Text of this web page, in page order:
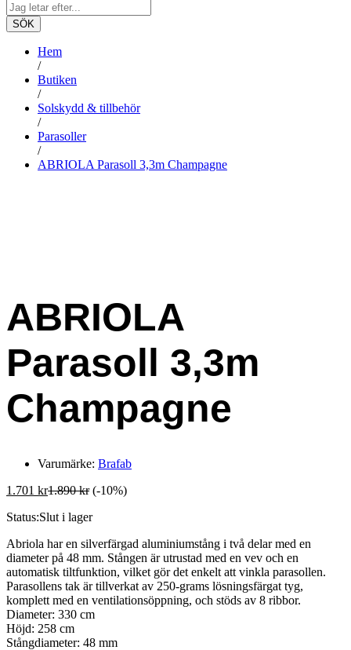
SÖK
Hem
/
Butiken
/
Solskydd & tillbehör
/
Parasoller
/
ABRIOLA Parasoll 3,3m Champagne
ABRIOLA
Parasoll 3,3m
Champagne
Varumärke: Brafab
1.701 kr1.890kr (-10%)
Status:Slut i lager
Abriola har en silverfärgad aluminiumstång i två delar med en
diameter på 48 mm. Stången är utrustad med en vev och en
automatisk tiltfunktion, vilket gör det enkelt att vinkla parasollen.
Parasollens tak är tillverkat av 250-grams lösningsfärgat tyg,
komplett med en ventilationsöppning, och stöds av 8 ribbor.
Diameter: 330 cm
Höjd: 258 cm
Stångdiameter: 48 mm